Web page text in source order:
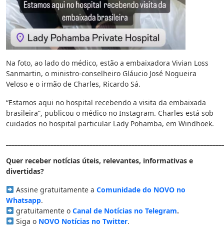
Na foto, ao lado do médico, estão a embaixadora Vivian Loss
Sanmartin, o ministro-conselheiro Gláucio José Nogueira
Veloso e o irmão de Charles, Ricardo Sá.
“Estamos aqui no hospital recebendo a visita da embaixada
brasileira”, publicou o médico no Instagram. Charles está sob
cuidados no hospital particular Lady Pohamba, em Windhoek.
Quer receber notícias úteis, relevantes, informativas e
divertidas?
Assine gratuitamente a Comunidade do NOVO no
Whatsapp.
gratuitamente o Canal de Notícias no Telegram.
Siga o NOVO Notícias no Twitter.